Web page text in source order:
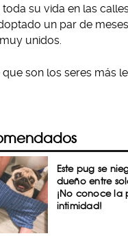
su vida en las
un par de
unidos.
que son los seres más
Este pug se
dueño entre
¡No conoce la
intimidad!